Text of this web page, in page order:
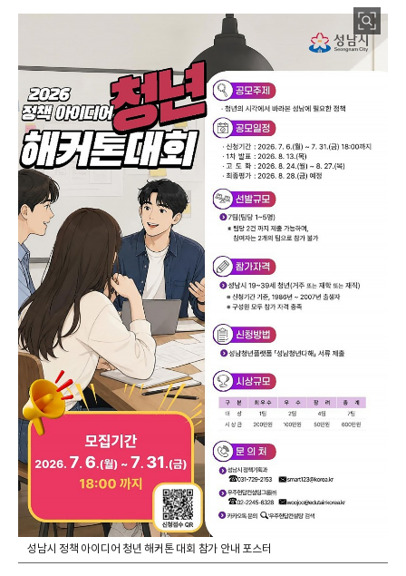
성남시 정책 아이디어 청년 해커톤 대회 참가 안내 포스터